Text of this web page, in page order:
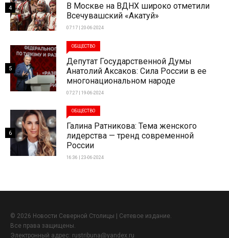
В Москве на ВДНХ широко отметили
Всечувашский «Акатуй»
07:17 | 20-06-2024
4
ОБЩЕСТВО
Депутат Государственной Думы
Анатолий Аксаков: Сила России в ее
многонациональном народе
07:27 | 19-06-2024
5
ОБЩЕСТВО
Галина Ратникова: Тема женского
лидерства — тренд современной
России
16:36 | 23-06-2024
6
© 2026 Новости Северной Столицы | Сетевое издание.
Все права защищены.
Электронный адрес: rustribuna@yandex.ru